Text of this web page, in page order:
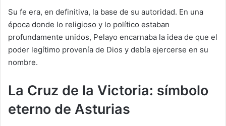
Su fe era, en definitiva, la base de su autoridad. En una
época donde lo religioso y lo político estaban
profundamente unidos, Pelayo encarnaba la idea de que el
poder legítimo provenía de Dios y debía ejercerse en su
nombre.
La Cruz de la Victoria: símbolo
eterno de Asturias